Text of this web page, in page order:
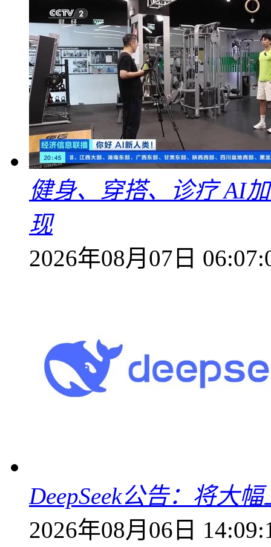
健身、穿搭、诊疗 AI
现
2026年08月07日
DeepSeek公告：将大
2026年08月06日